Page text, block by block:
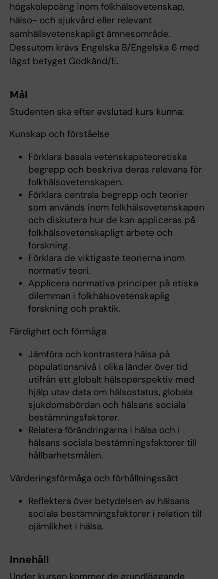
högskolepoäng inom folkhälsovetenskap,
hälso- och sjukvård eller relevant
samhällsvetenskapligt ämnesområde.
Dessutom krävs Engelska B/Engelska 6 med
lägst betyget Godkänd/E.
Mål
Studenten ska efter avslutad kurs kunna:
Kunskap och förståelse
Förklara basala vetenskapsteoretiska
begrepp och beskriva deras relevans för
folkhälsovetenskapen.
Förklara centrala begrepp och teorier
som används inom folkhälsovetenskapen
och diskutera hur de kan appliceras på
folkhälsovetenskapligt arbete och
forskning.
Förklara de viktigaste teorierna inom
normativ teori.
Applicera normativa principer på etiska
dilemman i folkhälsovetenskaplig
forskning och praktik.
Färdighet och förmåga
Jämföra och kontrastera hälsa på
populationsnivå i olika länder över tid
utifrån ett globalt hälsoperspektiv med
hjälp utav data om hälsostatus, globala
sjukdomsbördan och hälsans sociala
bestämningsfaktorer.
Relatera förändringarna i hälsa och i
hälsans sociala bestämningsfaktorer till
hållbarhetsmålen.
Värderingsförmåga och förhållningssätt
Reflektera över betydelsen av hälsans
sociala bestämningsfaktorer i relation till
ojämlikhet i hälsa.
Innehåll
Under kursen kommer de grundläggande